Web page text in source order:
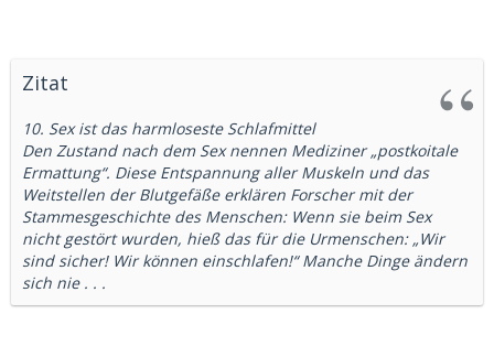
Zitat
10. Sex ist das harmloseste Schlafmittel
Den Zustand nach dem Sex nennen Mediziner „postkoitale
Ermattung“. Diese Entspannung aller Muskeln und das
Weitstellen der Blutgefäße erklären Forscher mit der
Stammesgeschichte des Menschen: Wenn sie beim Sex
nicht gestört wurden, hieß das für die Urmenschen: „Wir
sind sicher! Wir können einschlafen!“ Manche Dinge ändern
sich nie . . .